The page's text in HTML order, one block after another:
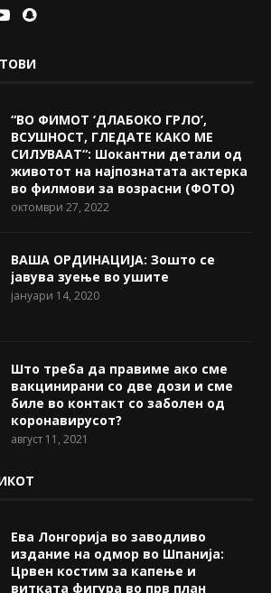
“ВО ФИМОТ ‘ДЛАБОКО ГРЛО’,
ВСУШНОСТ, ГЛЕДАТЕ КАКО МЕ
СИЛУВААТ“: Шокантни детали од
животот на најпознатата актерка
во филмови за возрасни (ФОТО)
октомври 27, 2022
ВАША ОРДИНАЦИЈА: Зошто се
јавува зуење во ушите
јануари 14, 2020
Што треба да правиме ако сме
вакцинирани со две дози и сме
биле во контакт со заболен од
коронавирусот?
август 11, 2021
Ева Лонгорија во заводливо
издание на одмор во Шпанија:
Црвен костим за капење и
витката фигура во прв план